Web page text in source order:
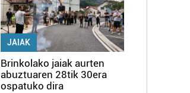
JAIAK
Brinkolako jaiak aurten
abuztuaren 28tik 30era
ospatuko dira